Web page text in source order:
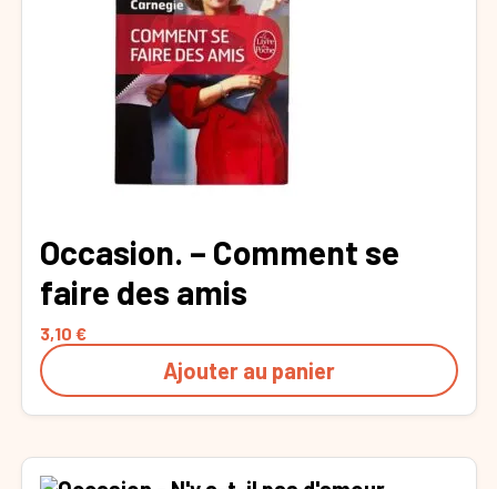
Occasion. – Comment se
faire des amis
3,10 €
Ajouter au panier